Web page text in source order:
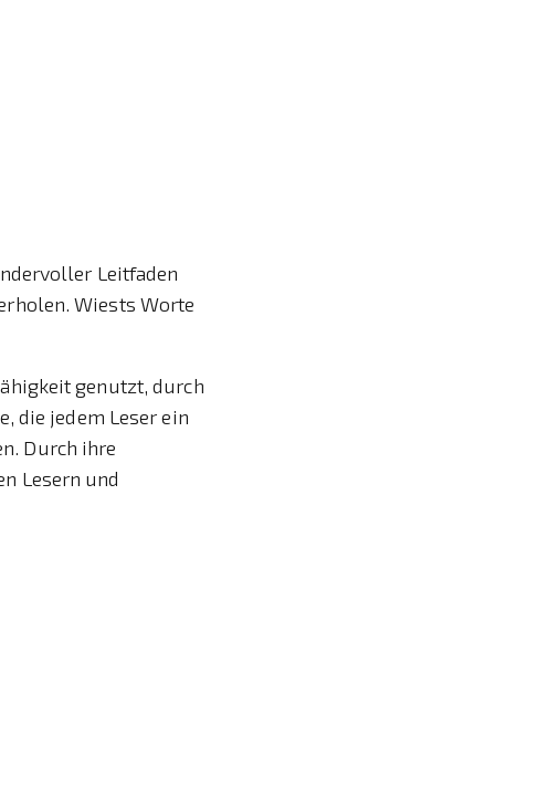
Leitfaden
Wiests Worte
genutzt, durch
die jedem Leser ein
Durch ihre
Lesern und